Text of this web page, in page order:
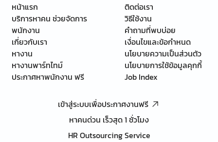
หน้าแรก
บริการหาคน ช่วยจัดการ
พนักงาน
เกี่ยวกับเรา
หางาน
หางานพาร์ทไทม์
ประกาศหาพนักงาน ฟรี
ติดต่อเรา
วิธีใช้งาน
คำถามที่พบบ่อย
เงื่อนไขและข้อกำหนด
นโยบายความเป็นส่วนตัว
นโยบายการใช้ข้อมูลคุกกี้
Job Index
เข้าสู่ระบบเพื่อประกาศงานฟรี
หาคนด่วน เร็วสุด 1 ชั่วโมง
HR Outsourcing Service